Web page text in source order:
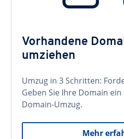
Vorhandene
umziehen
Umzug in 3 Schritten:
Geben Sie Ihre Domain
Domain-Umzug.
Mehr